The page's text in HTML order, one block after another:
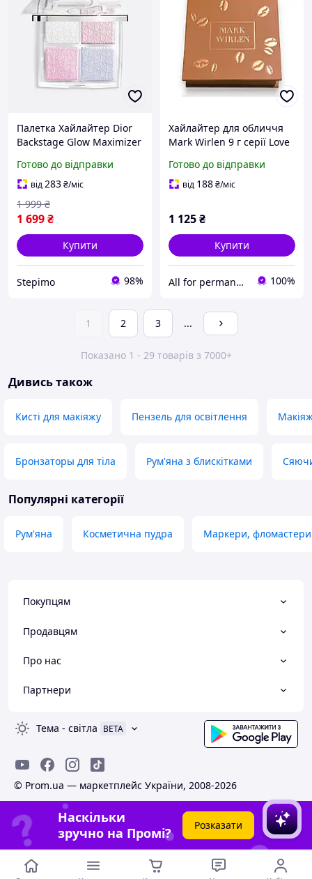
Палетка Хайлайтер Dior
Backstage Glow Maximizer
Glow
Готово до відправки
від283₴/міс
1 699₴
1 999 ₴
Купити
Stepimo 98%
Хайлайтер для обличчя
Mark Wirlen 9 г серії Love
Готово до відправки
від 188₴/міс
1 125₴
Купити
All for permanent make-up 100%
1 2 3 ...
Показано 1 - 29 товарів з 7000+
Дивись також
Кисті для макіяжу Пензель для освітлення
Бронзаторы для тіла Рум'яна з блискітками
Популярні категорії
Рум'яна Косметична пудра Маркери, фломастери
Покупцям
Продавцям
Про нас
Партнери
Тема - світла BETA
© Prom.ua — маркетплейс України, 2008-2026
Наскільки
зручно на Промі?
Розказати